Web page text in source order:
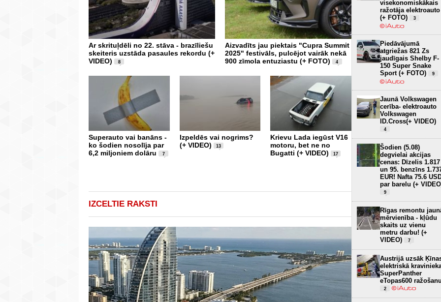
Ar skrituļdēli no 22. stāva - brazīliešu
skeiteris uzstāda pasaules rekordu (+
VIDEO)
8
Aizvadīts jau piektais "Cupra Summit
2025" festivāls, pulcējot vairāk nekā
900 zīmola entuziastu (+ FOTO)
4
Superauto vai banāns -
ko šodien nosolīja par
6,2 miljoniem dolāru
7
Izpeldēs vai nogrims?
(+ VIDEO)
13
Krievu Lada iegūst V16
motoru, bet ne no
Bugatti (+ VIDEO)
17
Kopā ar 1200 CUPRA
aizvadīts “CUPRA Summit
FOTO)
radiovadāmo modeļu
notikums – Turaida
Cup! (+ FOTO)
2
IZCELTIE RAKSTI
visekonomiskākais
ražotāja elektroauto
(+ FOTO)
3
Piedāvājumā
atgriežas 821 Zs
jaudīgais Shelby F-
150 Super Snake
Sport (+ FOTO)
9
Jaunā Volkswagen
cerība- elektroauto
Volkswagen
ID.Cross(+ VIDEO)
4
Šodien (5.08)
degvielai akcijas
cenas: Dīzelis 1.817
un 95. benzīns
EUR! Nafta 75.6
par barelu (+
9
Rīgas remontu
mērvienība - kļūdu
skaits uz vienu
metru darbu! (+
VIDEO)
7
Austrijā uzsāk
elektriskā
SuperPanther
eTopas600 ražošanu
2